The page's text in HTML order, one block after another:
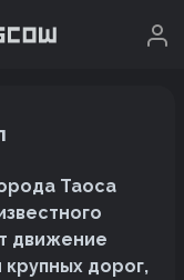
Таоса
движение
дорог,